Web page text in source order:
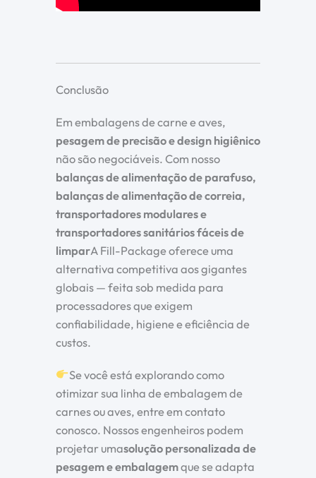
Conclusão
Em embalagens de carne e aves,
pesagem de precisão e design higiênico
não são negociáveis. Com nosso
balanças de alimentação de parafuso,
balanças de alimentação de correia,
transportadores modulares e
transportadores sanitários fáceis de
limparA Fill-Package oferece uma
alternativa competitiva aos gigantes
globais — feita sob medida para
processadores que exigem
confiabilidade, higiene e eficiência de
custos.
Se você está explorando como
otimizar sua linha de embalagem de
carnes ou aves, entre em contato
conosco. Nossos engenheiros podem
projetar umasolução personalizada de
pesagem e embalagemque se adapta